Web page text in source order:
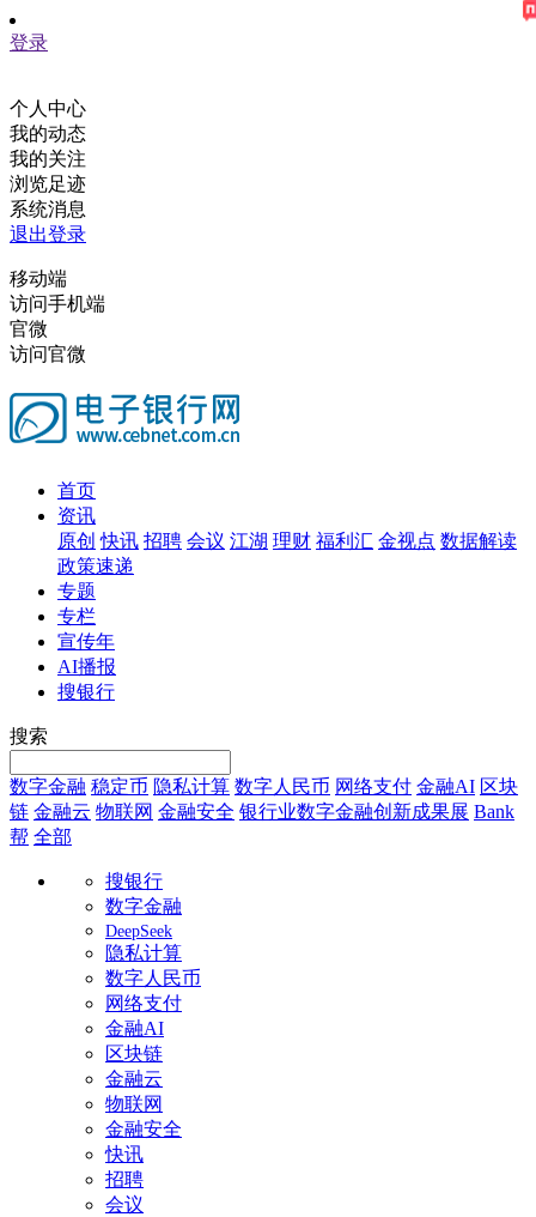
登录
个人中心
我的动态
我的关注
浏览足迹
系统消息
退出登录
移动端
访问手机端
官微
访问官微
首页
资讯
原创 快讯 招聘 会议 江湖 理财 福利汇 金视点 数据解读
政策速递
专题
专栏
宣传年
AI播报
搜银行
搜索
数字金融 稳定币 隐私计算 数字人民币 网络支付 金融AI 区块
链 金融云 物联网 金融安全 银行业数字金融创新成果展 Bank
帮 全部
搜银行
数字金融
DeepSeek
隐私计算
数字人民币
网络支付
金融AI
区块链
金融云
物联网
金融安全
快讯
招聘
会议